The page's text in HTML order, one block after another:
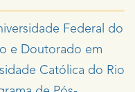
Federal do
e Doutorado em
Católica do Rio